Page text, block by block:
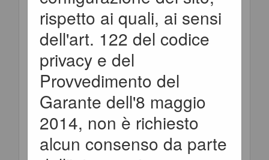
rispetto ai quali, ai sensi
dell'art. 122 del codice
privacy e del
Provvedimento del
Garante dell'8 maggio
2014, non è richiesto
alcun consenso da parte
Stazione
appaltante
Titolo :
Stato :